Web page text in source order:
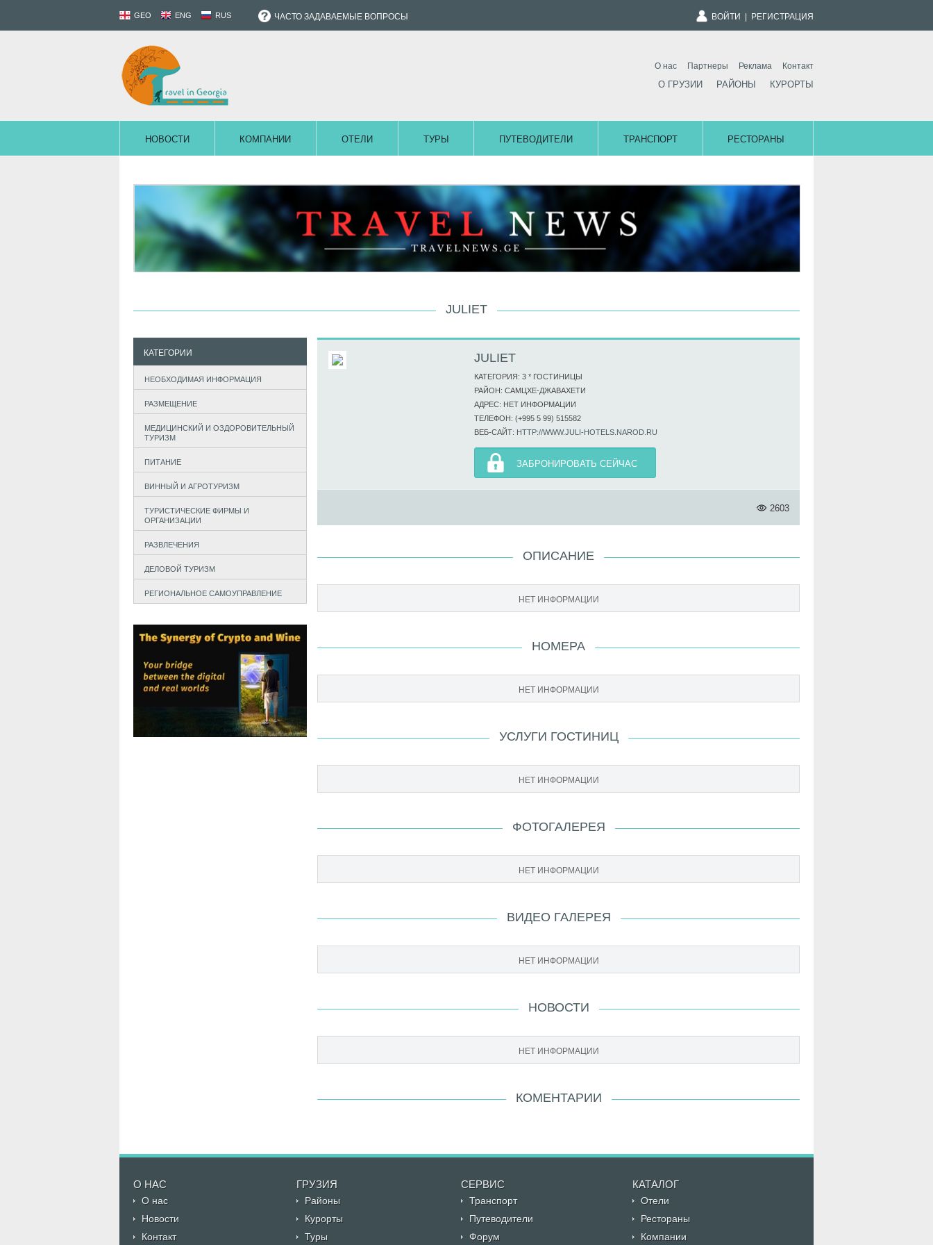
GEO ENG RUS ЧАСТО ЗАДАВАЕМЫЕ ВОПРОСЫ ВОЙТИ РЕГИСТРАЦИЯ
О нас Партнеры Реклама Контакт
О ГРУЗИИ РАЙОНЫ КУРОРТЫ
НОВОСТИ КОМПАНИИ ОТЕЛИ ТУРЫ ПУТЕВОДИТЕЛИ ТРАНСПОРТ РЕСТОРАНЫ
JULIET
КАТЕГОРИИ
НЕОБХОДИМАЯ ИНФОРМАЦИЯ
РАЗМЕЩЕНИЕ
МЕДИЦИНСКИЙ И ОЗДОРОВИТЕЛЬНЫЙ
ТУРИЗМ
ПИТАНИЕ
ВИННЫЙ И АГРОТУРИЗМ
ТУРИСТИЧЕСКИЕ ФИРМЫ И
ОРГАНИЗАЦИИ
РАЗВЛЕЧЕНИЯ
ДЕЛОВОЙ ТУРИЗМ
РЕГИОНАЛЬНОЕ САМОУПРАВЛЕНИЕ
JULIET
КАТЕГОРИЯ: 3 * ГОСТИНИЦЫ
РАЙОН: САМЦХЕ-ДЖАВАХЕТИ
АДРЕС: НЕТ ИНФОРМАЦИИ
ТЕЛЕФОН: (+995 5 99) 515582
ВЕБ-САЙТ: HTTP://WWW.JULI-HOTELS.NAROD.RU
ЗАБРОНИРОВАТЬ СЕЙЧАС
2603
ОПИСАНИЕ
НЕТ ИНФОРМАЦИИ
НОМЕРА
НЕТ ИНФОРМАЦИИ
УСЛУГИ ГОСТИНИЦ
НЕТ ИНФОРМАЦИИ
ФОТОГАЛЕРЕЯ
НЕТ ИНФОРМАЦИИ
ВИДЕО ГАЛЕРЕЯ
НЕТ ИНФОРМАЦИИ
НОВОСТИ
НЕТ ИНФОРМАЦИИ
КОМЕНТАРИИ
О НАС ГРУЗИЯ CЕРВИС КАТАЛОГ
О нас Районы Транспорт
Отели
Новости
Курорты Путеводители
Рестораны
Контакт
Туры Форум Компании